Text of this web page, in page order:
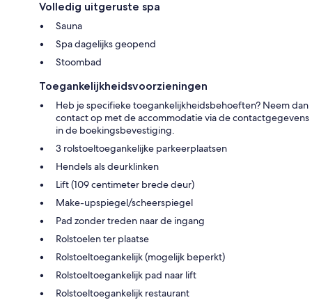
Volledig uitgeruste spa
Sauna
Spa dagelijks geopend
Stoombad
Toegankelijkheidsvoorzieningen
Heb je specifieke toegankelijkheidsbehoeften? Neem dan
contact op met de accommodatie via de contactgegevens
in de boekingsbevestiging.
3 rolstoeltoegankelijke parkeerplaatsen
Hendels als deurklinken
Lift (109 centimeter brede deur)
Make-upspiegel/scheerspiegel
Pad zonder treden naar de ingang
Rolstoelen ter plaatse
Rolstoeltoegankelijk (mogelijk beperkt)
Rolstoeltoegankelijk pad naar lift
Rolstoeltoegankelijk restaurant